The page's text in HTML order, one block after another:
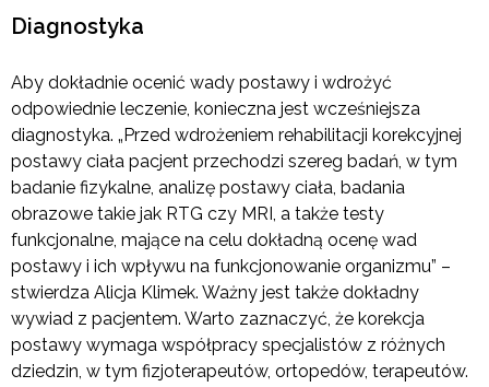
Diagnostyka
Aby dokładnie ocenić wady postawy i wdrożyć
odpowiednie leczenie, konieczna jest wcześniejsza
diagnostyka. „Przed wdrożeniem rehabilitacji korekcyjnej
postawy ciała pacjent przechodzi szereg badań, w tym
badanie fizykalne, analizę postawy ciała, badania
obrazowe takie jak RTG czy MRI, a także testy
funkcjonalne, mające na celu dokładną ocenę wad
postawy i ich wpływu na funkcjonowanie organizmu” –
stwierdza Alicja Klimek. Ważny jest także dokładny
wywiad z pacjentem. Warto zaznaczyć, że korekcja
postawy wymaga współpracy specjalistów z różnych
dziedzin, w tym fizjoterapeutów, ortopedów, terapeutów.